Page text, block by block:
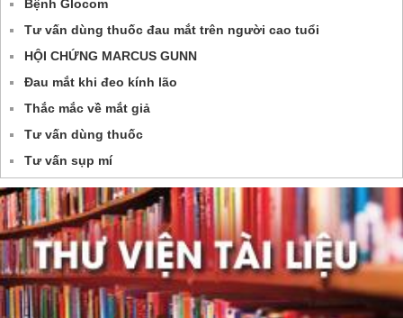
Bệnh Glocom
Tư vấn dùng thuốc đau mắt trên người cao tuổi
HỘI CHỨNG MARCUS GUNN
Đau mắt khi đeo kính lão
Thắc mắc về mắt giả
Tư vấn dùng thuốc
Tư vấn sụp mí